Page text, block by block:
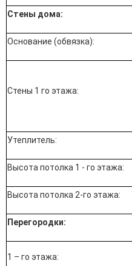
Стены дома:
Основание (обвязка):
Стены 1 го этажа:
Утеплитель:
Высота потолка 1 - го этажа:
Высота потолка 2-го этажа:
Перегородки:
1 – го этажа: